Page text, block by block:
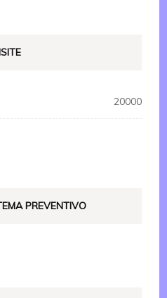
20000
PREVENTIVO